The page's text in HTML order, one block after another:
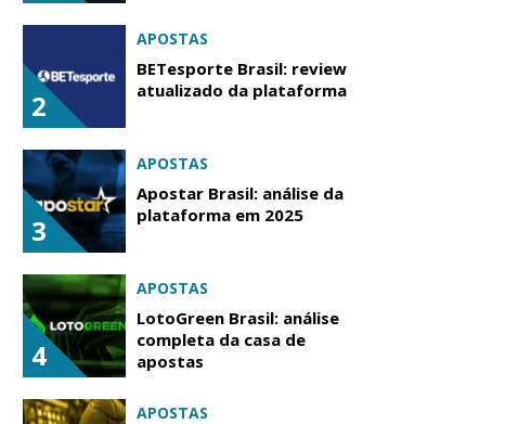
2
APOSTAS
BETesporte Brasil: review
atualizado da plataforma
3
APOSTAS
Apostar Brasil: análise da
plataforma em 2025
4
APOSTAS
LotoGreen Brasil: análise
completa da casa de
apostas
APOSTAS